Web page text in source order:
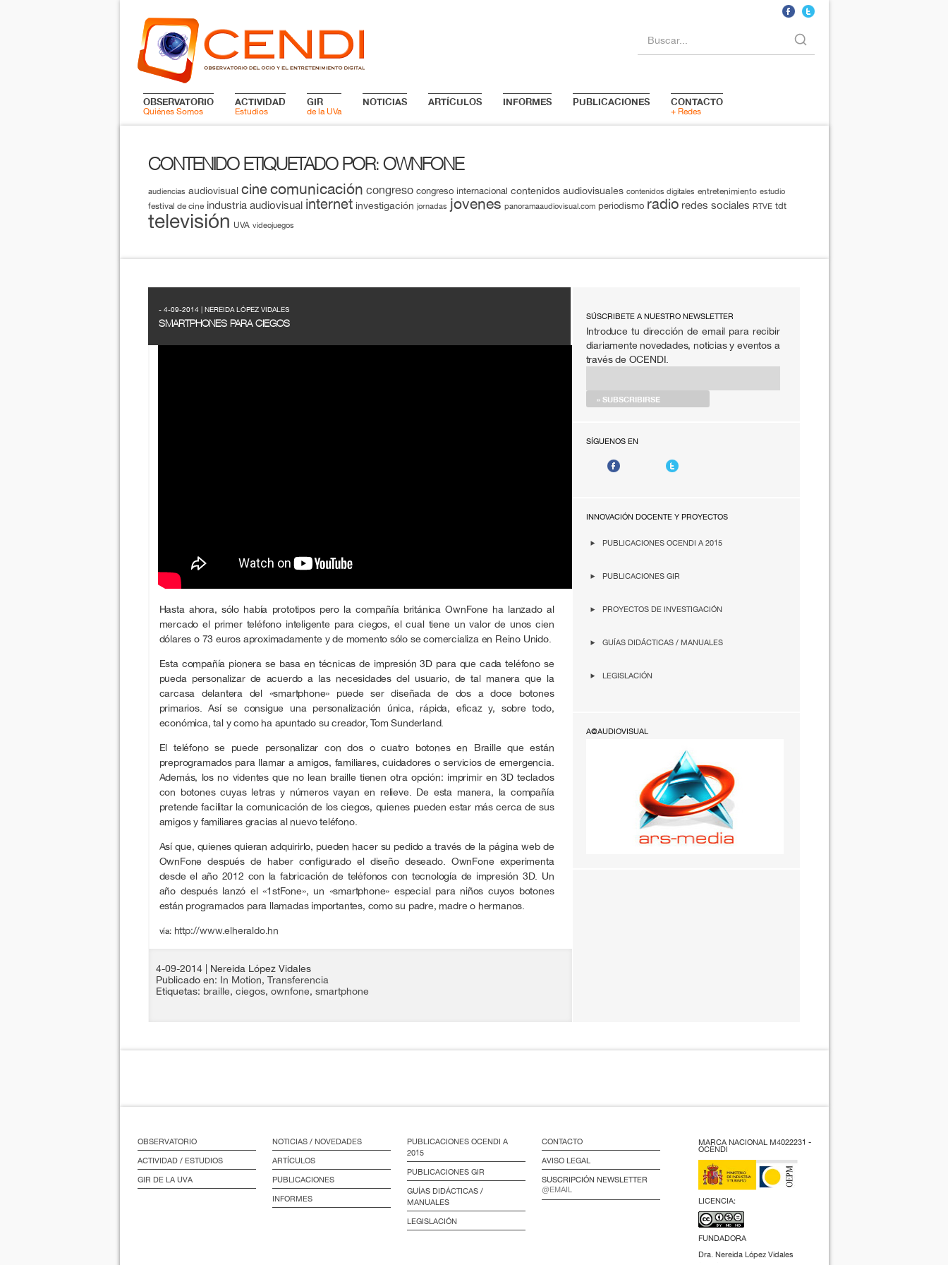
Buscar...
OBSERVATORIO
Quiénes Somos
ACTIVIDAD
Estudios
GIR
de la UVa
NOTICIAS ARTÍCULOS INFORMES PUBLICACIONES CONTACTO
+ Redes
CONTENIDO ETIQUETADO POR: OWNFONE
audiencias audiovisual cinecomunicación congreso congreso internacional contenidos audiovisuales contenidos digitales entretenimiento estudio
festival de cine industria audiovisual internet investigación jornadas jovenes panoramaaudiovisual.com periodismo radio redes sociales RTVE tdt
televisión UVA videojuegos
SÚSCRIBETE A NUESTRO NEWSLETTER
Introduce tu dirección de email para recibir
diariamente novedades, noticias y eventos a
través de OCENDI.
SÍGUENOS EN
INNOVACIÓN DOCENTE Y PROYECTOS
PUBLICACIONES OCENDI A 2015
PUBLICACIONES GIR
PROYECTOS DE INVESTIGACIÓN
GUÍAS DIDÁCTICAS / MANUALES
LEGISLACIÓN
A@AUDIOVISUAL
- 4-09-2014 | NEREIDA LÓPEZ VIDALES
SMARTPHONES PARA CIEGOS
Hasta ahora, sólo había prototipos pero la compañía británica OwnFone ha lanzado al
mercado el primer teléfono inteligente para ciegos, el cual tiene un valor de unos cien
dólares o 73 euros aproximadamente y de momento sólo se comercializa en Reino Unido.
Esta compañía pionera se basa en técnicas de impresión 3D para que cada teléfono se
pueda personalizar de acuerdo a las necesidades del usuario, de tal manera que la
carcasa delantera del «smartphone» puede ser diseñada de dos a doce botones
primarios. Así se consigue una personalización única, rápida, eficaz y, sobre todo,
económica, tal y como ha apuntado su creador, Tom Sunderland.
El teléfono se puede personalizar con dos o cuatro botones en Braille que están
preprogramados para llamar a amigos, familiares, cuidadores o servicios de emergencia.
Además, los no videntes que no lean braille tienen otra opción: imprimir en 3D teclados
con botones cuyas letras y números vayan en relieve. De esta manera, la compañía
pretende facilitar la comunicación de los ciegos, quienes pueden estar más cerca de sus
amigos y familiares gracias al nuevo teléfono.
Así que, quienes quieran adquirirlo, pueden hacer su pedido a través de la página web de
OwnFone después de haber configurado el diseño deseado. OwnFone experimenta
desde el año 2012 con la fabricación de teléfonos con tecnología de impresión 3D. Un
año después lanzó el «1stFone», un «smartphone» especial para niños cuyos botones
están programados para llamadas importantes, como su padre, madre o hermanos.
vía: http://www.elheraldo.hn
4-09-2014
| Nereida López Vidales
Publicado en: In Motion, Transferencia
Etiquetas: braille, ciegos, ownfone, smartphone
OBSERVATORIO
ACTIVIDAD / ESTUDIOS
GIR DE LA UVA
NOTICIAS / NOVEDADES
ARTÍCULOS
PUBLICACIONES
INFORMES
PUBLICACIONES OCENDI A
2015
PUBLICACIONES GIR
GUÍAS DIDÁCTICAS /
MANUALES
LEGISLACIÓN
CONTACTO
AVISO LEGAL
SUSCRIPCIÓN NEWSLETTER
MARCA NACIONAL M4022231 -
OCENDI
LICENCIA:
FUNDADORA
Dra. Nereida López Vidales